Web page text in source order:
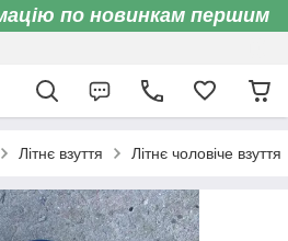
по новинкам першим
Літнє взуття Літнє чоловіче взуття